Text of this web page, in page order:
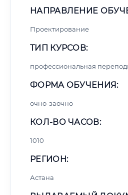
НАПРАВЛЕНИЕ
Проектирование
ТИП КУРСОВ:
профессиональная
ФОРМА ОБУЧЕНИЯ:
очно-заочно
КОЛ-ВО ЧАСОВ:
1010
РЕГИОН:
Астана